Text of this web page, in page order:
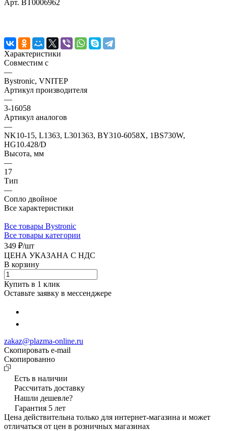
Арт. BT0006962
Характеристики
Совместим с
—
Bystronic, VNITEP
Артикул производителя
—
3-16058
Артикул аналогов
—
NK10-15, L1363, L301363, BY310-6058X, 1BS730W,
HG10.428/D
Высота, мм
—
17
Тип
—
Сопло двойное
Все характеристики
Все товары Bystronic
Все товары категории
349 ₽/шт
ЦЕНА УКАЗАНА С НДС
В корзину
Купить в 1 клик
Оставьте заявку в мессенджере
zakaz@plazma-online.ru
Скопировать e-mail
Cкопированно
Есть в наличии
Рассчитать доставку
Нашли дешевле?
Гарантия 5 лет
Цена действительна только для интернет-магазина и может
отличаться от цен в розничных магазинах